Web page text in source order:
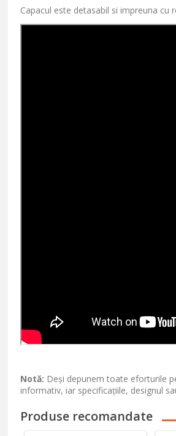
Capacul este detasabil si impreuna cu
Notă: Deși depunem toate eforturile
informativ, iar specificațiile, designul
Produse recomandate